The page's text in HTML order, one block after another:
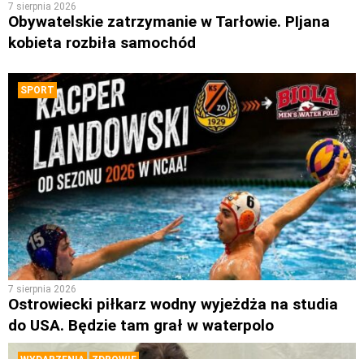
7 sierpnia 2026
Obywatelskie zatrzymanie w Tarłowie. PIjana
kobieta rozbiła samochód
SPORT
7 sierpnia 2026
Ostrowiecki piłkarz wodny wyjeżdża na studia
do USA. Będzie tam grał w waterpolo